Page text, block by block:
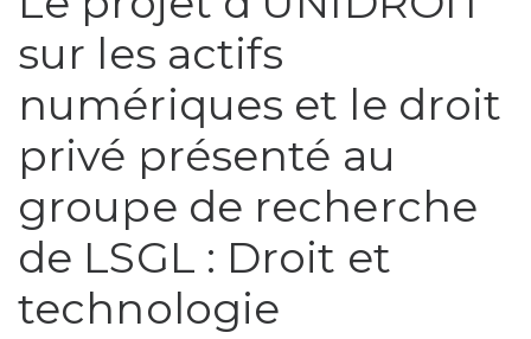
sur les actifs
numériques et le droit
privé présenté au
groupe de recherche
de LSGL : Droit et
technologie